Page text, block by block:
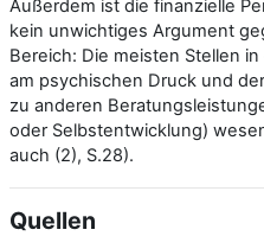
Außerdem ist die finanzielle
kein unwichtiges Argument
Bereich: Die meisten Stellen
am psychischen Druck und
zu anderen
oder Selbstentwicklung)
auch (2), S.28).
Quellen